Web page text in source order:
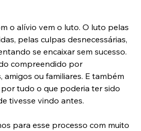
o alívio vem o luto. O luto pelas
pelas culpas desnecessárias,
se encaixar sem sucesso.
compreendido por
amigos ou familiares. E também
tudo o que poderia ter sido
tivesse vindo antes.
para esse processo com muito